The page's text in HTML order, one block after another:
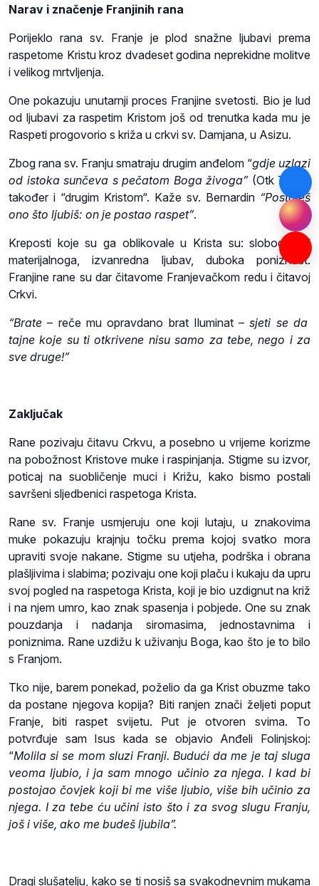
Narav i značenje Franjinih rana
Porijeklo rana sv. Franje je plod snažne ljubavi prema
raspetome Kristu kroz dvadeset godina neprekidne molitve
i velikog mrtvljenja.
One pokazuju unutarnji proces Franjine svetosti. Bio je lud
od ljubavi za raspetim Kristom još od trenutka kada mu je
Raspeti progovorio s križa u crkvi sv. Damjana, u Asizu.
Zbog rana sv. Franju smatraju drugim anđelom “gdje uzlazi
od istoka sunčeva s pečatom Boga živoga”(Otk 7,2), a
također i “drugim Kristom“. Kaže sv. Bernardin “Postaješ
ono što ljubiš: on je postao raspet”.
Kreposti koje su ga oblikovale u Krista su: sloboda od
materijalnoga, izvanredna ljubav, duboka poniznost.
Franjine rane su dar čitavome Franjevačkom redu i čitavoj
Crkvi.
“Brate – reče mu opravdano brat Iluminat –sjeti se da
tajne koje su ti otkrivene nisu samo za tebe, nego i za
sve druge!”
Zaključak
Rane pozivaju čitavu Crkvu, a posebno u vrijeme korizme
na pobožnost Kristove muke i raspinjanja. Stigme su izvor,
poticaj na suobličenje muci i Križu, kako bismo postali
savršeni sljedbenici raspetoga Krista.
Rane sv. Franje usmjeruju one koji lutaju, u znakovima
muke pokazuju krajnju točku prema kojoj svatko mora
upraviti svoje nakane. Stigme su utjeha, podrška i obrana
plašljivima i slabima; pozivaju one koji plaču i kukaju da upru
svoj pogled na raspetoga Krista, koji je bio uzdignut na križ
i na njem umro, kao znak spasenja i pobjede. One su znak
pouzdanja i nadanja siromasima, jednostavnima i
poniznima. Rane uzdižu k uživanju Boga, kao što je to bilo
s Franjom.
Tko nije, barem ponekad, poželio da ga Krist obuzme tako
da postane njegova kopija? Biti ranjen znači željeti poput
Franje, biti raspet svijetu. Put je otvoren svima. To
potvrđuje sam Isus kada se objavio Anđeli Folinjskoj:
“Molila si se mom sluzi Franji. Budući da me je taj sluga
veoma ljubio, i ja sam mnogo učinio za njega. I kad bi
postojao čovjek koji bi me više ljubio, više bih učinio za
njega. I za tebe ću učini isto što i za svog slugu Franju,
još i više, ako me budeš ljubila”.
Dragi slušatelju, kako se ti nosiš sa svakodnevnim mukama